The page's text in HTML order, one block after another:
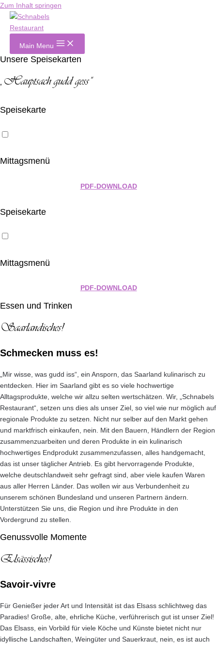
Zum Inhalt springen
Main Menu
Unsere Speisekarten
„Hauptsach gudd gess“
Speisekarte
Mittagsmenü
PDF-DOWNLOAD
Speisekarte
Mittagsmenü
PDF-DOWNLOAD
Essen und Trinken
Saarlandisches!
Schmecken muss es!
„Mir wisse, was gudd iss“, ein Ansporn, das Saarland kulinarisch zu
entdecken. Hier im Saarland gibt es so viele hochwertige
Alltagsprodukte, welche wir allzu selten wertschätzen. Wir, „Schnabels
Restaurant“, setzen uns dies als unser Ziel, so viel wie nur möglich auf
regionale Produkte zu setzen. Nicht nur selber auf den Markt gehen
und marktfrisch einkaufen, nein. Mit den Bauern, Händlern der Region
zusammenzuarbeiten und deren Produkte in ein kulinarisch
hochwertiges Endprodukt zusammenzufassen, alles handgemacht,
das ist unser täglicher Antrieb. Es gibt hervorragende Produkte,
welche deutschlandweit sehr gefragt sind, aber viele kaufen Waren
aus aller Herren Länder. Das wollen wir aus Verbundenheit zu
unserem schönen Bundesland und unseren Partnern ändern.
Unterstützen Sie uns, die Region und ihre Produkte in den
Vordergrund zu stellen.
Genussvolle Momente
Elsässisches!
Savoir-vivre
Für Genießer jeder Art und Intensität ist das Elsass schlichtweg das
Paradies! Große, alte, ehrliche Küche, verführerisch gut ist unser Ziel!
Das Elsass, ein Vorbild für viele Köche und Künste bietet nicht nur
idyllische Landschaften, Weingüter und Sauerkraut, nein, es ist auch